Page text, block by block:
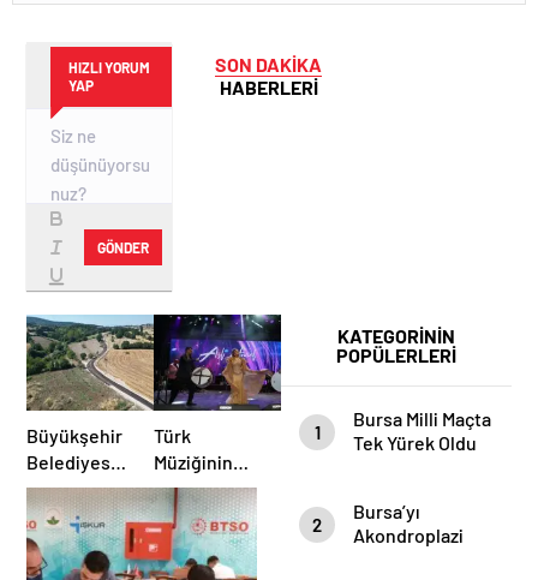
HIZLI YORUM
YAP
GÖNDER
SON DAKİKA
HABERLERİ
KATEGORİNİN
POPÜLERLERİ
1
Bursa Milli Maçta
Tek Yürek Oldu
2
Bursa’yı
Akondroplazi
Büyükşehir
Belediyesi’nden
İnegöl’e
Ulaşım
Hamlesi
Türk
Müziğinin
Güçlü Sesi
Aslı
Hünel’den
Açık Havada